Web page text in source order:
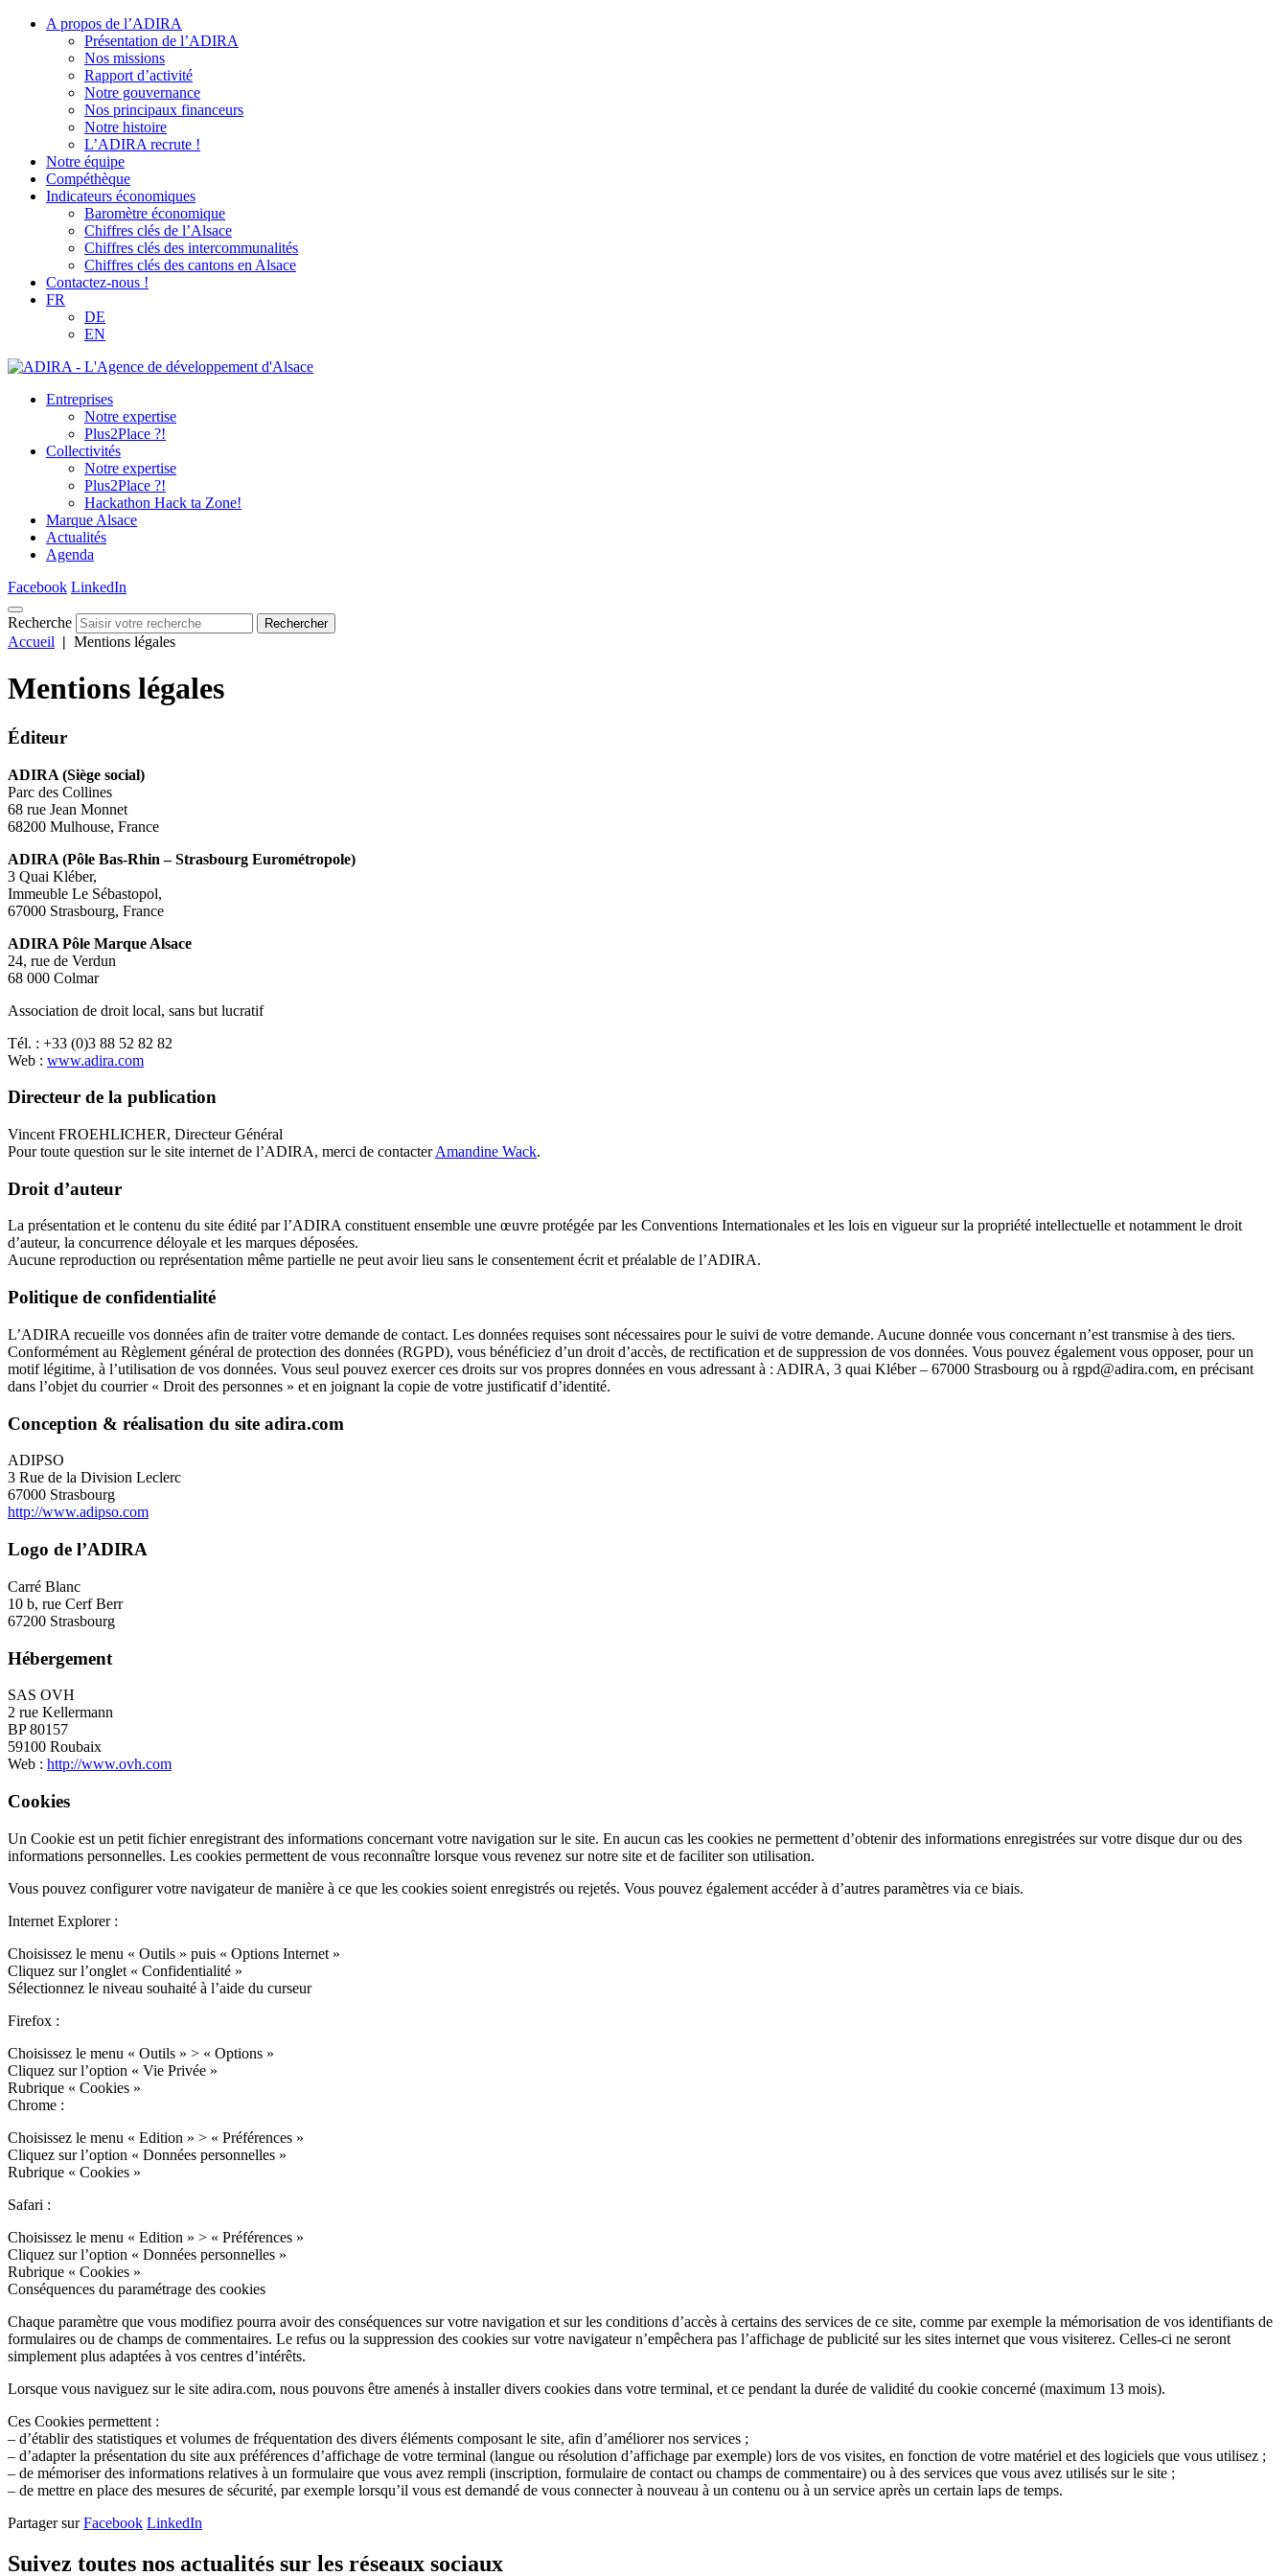
A propos de l’ADIRA
Présentation de l’ADIRA
Nos missions
Rapport d’activité
Notre gouvernance
Nos principaux financeurs
Notre histoire
L’ADIRA recrute !
Notre équipe
Compéthèque
Indicateurs économiques
Baromètre économique
Chiffres clés de l’Alsace
Chiffres clés des intercommunalités
Chiffres clés des cantons en Alsace
Contactez-nous !
FR
DE
EN
Entreprises
Notre expertise
Plus2Place ?!
Collectivités
Notre expertise
Plus2Place ?!
Hackathon Hack ta Zone!
Marque Alsace
Actualités
Agenda
Facebook LinkedIn
Recherche Rechercher
Accueil | Mentions légales
Mentions légales
Éditeur
ADIRA (Siège social)
Parc des Collines
68 rue Jean Monnet
68200 Mulhouse, France
ADIRA (Pôle Bas-Rhin – Strasbourg Eurométropole)
3 Quai Kléber,
Immeuble Le Sébastopol,
67000 Strasbourg, France
ADIRA Pôle Marque Alsace
24, rue de Verdun
68 000 Colmar
Association de droit local, sans but lucratif
Tél. : +33 (0)3 88 52 82 82
Web : www.adira.com
Directeur de la publication
Vincent FROEHLICHER, Directeur Général
Pour toute question sur le site internet de l’ADIRA, merci de contacterAmandine Wack.
Droit d’auteur
La présentation et le contenu du site édité par l’ADIRA constituent ensemble une œuvre protégée par les Conventions Internationales et les lois en vigueur sur la propriété intellectuelle et notamment le droit
d’auteur, la concurrence déloyale et les marques déposées.
Aucune reproduction ou représentation même partielle ne peut avoir lieu sans le consentement écrit et préalable de l’ADIRA.
Politique de confidentialité
L’ADIRA recueille vos données afin de traiter votre demande de contact. Les données requises sont nécessaires pour le suivi de votre demande. Aucune donnée vous concernant n’est transmise à des tiers.
Conformément au Règlement général de protection des données (RGPD), vous bénéficiez d’un droit d’accès, de rectification et de suppression de vos données. Vous pouvez également vous opposer, pour un
motif légitime, à l’utilisation de vos données. Vous seul pouvez exercer ces droits sur vos propres données en vous adressant à : ADIRA, 3 quai Kléber – 67000 Strasbourg ou à rgpd@adira.com, en précisant
dans l’objet du courrier « Droit des personnes » et en joignant la copie de votre justificatif d’identité.
Conception & réalisation du site adira.com
ADIPSO
3 Rue de la Division Leclerc
67000 Strasbourg
http://www.adipso.com
Logo de l’ADIRA
Carré Blanc
10 b, rue Cerf Berr
67200 Strasbourg
Hébergement
SAS OVH
2 rue Kellermann
BP 80157
59100 Roubaix
Web : http://www.ovh.com
Cookies
Un Cookie est un petit fichier enregistrant des informations concernant votre navigation sur le site. En aucun cas les cookies ne permettent d’obtenir des informations enregistrées sur votre disque dur ou des
informations personnelles. Les cookies permettent de vous reconnaître lorsque vous revenez sur notre site et de faciliter son utilisation.
Vous pouvez configurer votre navigateur de manière à ce que les cookies soient enregistrés ou rejetés. Vous pouvez également accéder à d’autres paramètres via ce biais.
Internet Explorer :
Choisissez le menu « Outils » puis « Options Internet »
Cliquez sur l’onglet « Confidentialité »
Sélectionnez le niveau souhaité à l’aide du curseur
Firefox :
Choisissez le menu « Outils » > « Options »
Cliquez sur l’option « Vie Privée »
Rubrique « Cookies »
Chrome :
Choisissez le menu « Edition » > « Préférences »
Cliquez sur l’option « Données personnelles »
Rubrique « Cookies »
Safari :
Choisissez le menu « Edition » > « Préférences »
Cliquez sur l’option « Données personnelles »
Rubrique « Cookies »
Conséquences du paramétrage des cookies
Chaque paramètre que vous modifiez pourra avoir des conséquences sur votre navigation et sur les conditions d’accès à certains des services de ce site, comme par exemple la mémorisation de vos identifiants de
formulaires ou de champs de commentaires. Le refus ou la suppression des cookies sur votre navigateur n’empêchera pas l’affichage de publicité sur les sites internet que vous visiterez. Celles-ci ne seront
simplement plus adaptées à vos centres d’intérêts.
Lorsque vous naviguez sur le site adira.com, nous pouvons être amenés à installer divers cookies dans votre terminal, et ce pendant la durée de validité du cookie concerné (maximum 13 mois).
Ces Cookies permettent :
– d’établir des statistiques et volumes de fréquentation des divers éléments composant le site, afin d’améliorer nos services ;
– d’adapter la présentation du site aux préférences d’affichage de votre terminal (langue ou résolution d’affichage par exemple) lors de vos visites, en fonction de votre matériel et des logiciels que vous utilisez ;
– de mémoriser des informations relatives à un formulaire que vous avez rempli (inscription, formulaire de contact ou champs de commentaire) ou à des services que vous avez utilisés sur le site ;
– de mettre en place des mesures de sécurité, par exemple lorsqu’il vous est demandé de vous connecter à nouveau à un contenu ou à un service après un certain laps de temps.
Partager sur Facebook LinkedIn
Suivez toutes nos actualités sur les réseaux sociaux